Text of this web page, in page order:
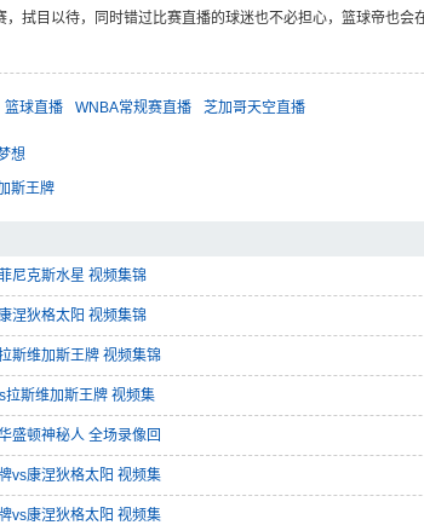
拭目以待，同时错过比赛直播的球迷也不必担心，篮球帝也会
篮球直播 WNBA常规赛直播 芝加哥天空直播
想
斯王牌
尼克斯水星 视频集锦
涅狄格太阳 视频集锦
斯维加斯王牌 视频集锦
斯维加斯王牌 视频集
盛顿神秘人 全场录像回
vs康涅狄格太阳 视频集
vs康涅狄格太阳 视频集